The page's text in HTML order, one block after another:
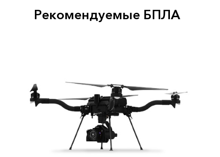
Рекомендуемые БПЛА